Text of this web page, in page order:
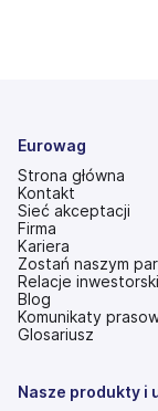
Eurowag
Strona główna
Kontakt
Sieć akceptacji
Firma
Kariera
Zostań naszym
Relacje
(otwiera
się
w
Blog
Komunikaty
Glosariusz
Nasze produkty i